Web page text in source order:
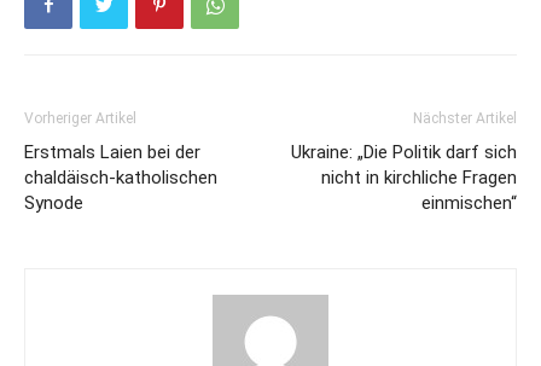
Vorheriger Artikel
Erstmals Laien bei der
chaldäisch-katholischen
Synode
Nächster Artikel
Ukraine: „Die Politik darf sich
nicht in kirchliche Fragen
einmischen“